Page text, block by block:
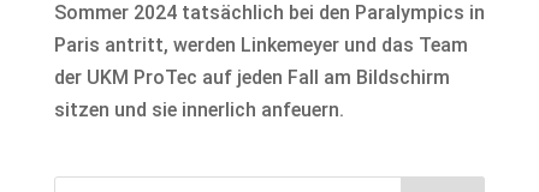
Sommer 2024 tatsächlich bei den Paralympics in
Paris antritt, werden Linkemeyer und das Team
der UKM ProTec auf jeden Fall am Bildschirm
sitzen und sie innerlich anfeuern.